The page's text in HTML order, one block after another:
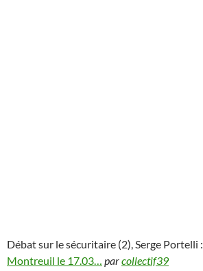
Débat sur le sécuritaire (2), Serge Portelli :
Montreuil le 17.03… parcollectif39